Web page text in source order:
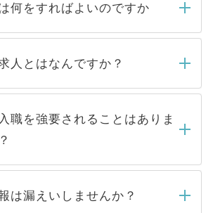
何をすればよいのですか
だきましたら、弊社担当者がご
を確認し、その後メールもしくは
、5営業日以内にはご連絡をせて
ますので、しばらくお待ちくださ
人とはなんですか？
で取り扱っている求人の
は、Webサイトからご覧いただ
非公開求人」です。非公開求人は
由によって、一般には公開してい
を避けるため 人気のある医療機
職を強要されることはありま
を強要することは一切ありませ
、仮に応募先から内定をいただい
は漏えいしませんか？